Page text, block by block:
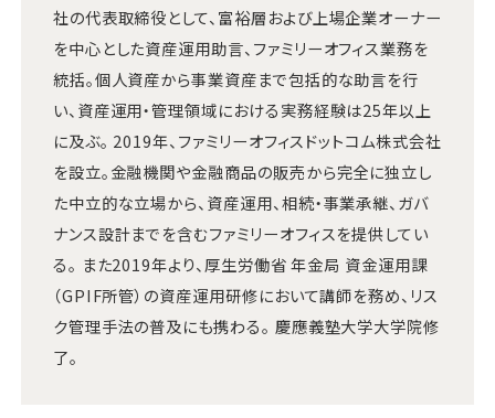
社の代表取締役として、富裕層および上場企業オーナー
を中心とした資産運用助言、ファミリーオフィス業務を
統括。個人資産から事業資産まで包括的な助言を行
い、資産運用・管理領域における実務経験は25年以上
に及ぶ。 2019年、ファミリーオフィスドットコム株式会社
を設立。金融機関や金融商品の販売から完全に独立し
た中立的な立場から、資産運用、相続・事業承継、ガバ
ナンス設計までを含むファミリーオフィスを提供してい
る。 また2019年より、厚生労働省 年金局 資金運用課
（GPIF所管）の資産運用研修において講師を務め、リス
ク管理手法の普及にも携わる。 慶應義塾大学大学院修
了。